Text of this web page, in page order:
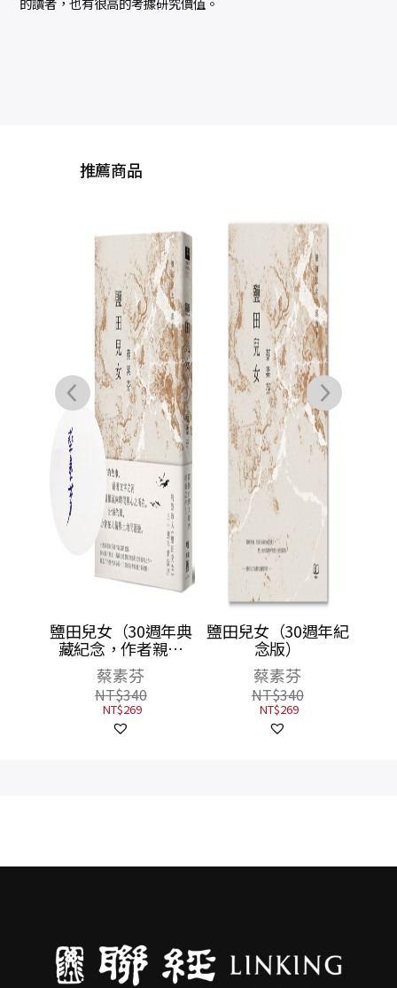
推薦商品
鹽田兒女（30週年典
藏紀念，作者親簽
版）
蔡素芬
NT$340
NT$269
鹽田兒女（30週年紀
念版）
蔡素芬
NT$340
NT$269